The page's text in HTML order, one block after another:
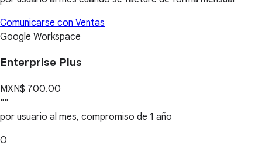
Comunicarse con Ventas
Google Workspace
Enterprise Plus
MXN$ 700.00
""
por usuario al mes, compromiso de 1 año
O